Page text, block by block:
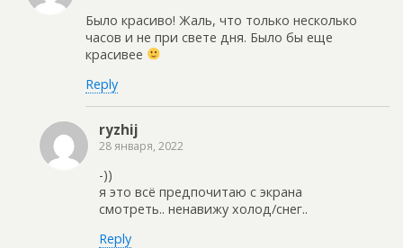
Было красиво! Жаль, что только несколько
часов и не при свете дня. Было бы еще
красивее
Reply
ryzhij
28 января, 2022
-))
я это всё предпочитаю с экрана
смотреть.. ненавижу холод/снег..
Reply